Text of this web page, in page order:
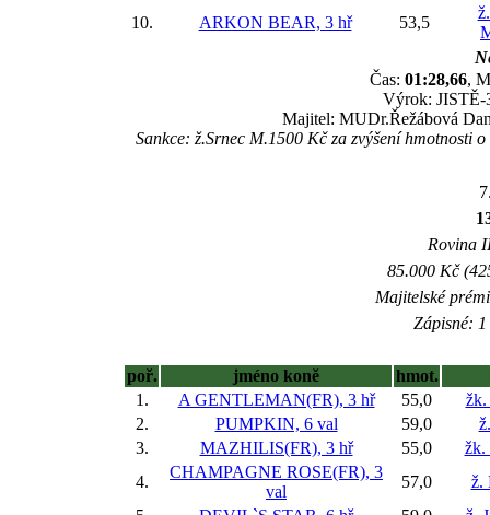
10.
ARKON BEAR, 3 hř 53,5
Čas: 01:28,66,
Výrok: JISTĚ-
Majitel: MUDr.Řežábová
Sankce: ž.Srnec M.1500 Kč za zvýšení
Rovina
85.000 Kč
Majitelské
Zápisné:
poř. jméno koně
hmot.
1.
A GENTLEMAN(FR), 3 hř 55,0
žk.
2.
PUMPKIN, 6 val 59,0
3.
MAZHILIS(FR), 3 hř 55,0
žk.
4.
CHAMPAGNE ROSE(FR), 3
val
57,0
ž.